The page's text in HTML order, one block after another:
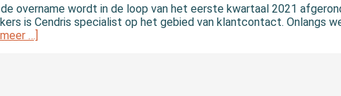
overname wordt in de loop van het eerste kwartaal 2021
is Cendris specialist op het gebied van klantcontact. Onlangs
…]